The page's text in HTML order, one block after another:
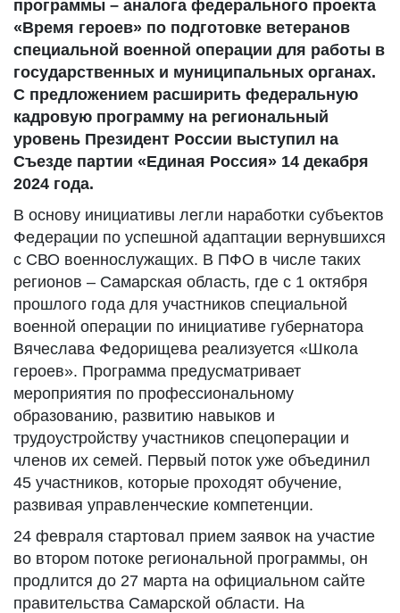
программы – аналога федерального проекта
«Время героев» по подготовке ветеранов
специальной военной операции для работы в
государственных и муниципальных органах.
С предложением расширить федеральную
кадровую программу на региональный
уровень Президент России выступил на
Съезде партии «Единая Россия» 14 декабря
2024 года.
В основу инициативы легли наработки субъектов
Федерации по успешной адаптации вернувшихся
с СВО военнослужащих. В ПФО в числе таких
регионов – Самарская область, где с 1 октября
прошлого года для участников специальной
военной операции по инициативе губернатора
Вячеслава Федорищева реализуется «Школа
героев». Программа предусматривает
мероприятия по профессиональному
образованию, развитию навыков и
трудоустройству участников спецоперации и
членов их семей. Первый поток уже объединил
45 участников, которые проходят обучение,
развивая управленческие компетенции.
24 февраля стартовал прием заявок на участие
во втором потоке региональной программы, он
продлится до 27 марта на официальном сайте
правительства Самарской области. На